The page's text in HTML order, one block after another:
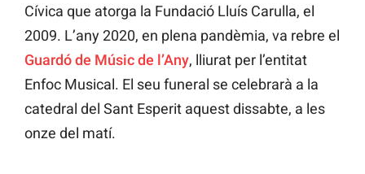
Cívica que atorga la Fundació Lluís Carulla, el
2009. L’any 2020, en plena pandèmia, va rebre el
Guardó de Músic de l’Any, lliurat per l’entitat
Enfoc Musical. El seu funeral se celebrarà a la
catedral del Sant Esperit aquest dissabte, a les
onze del matí.